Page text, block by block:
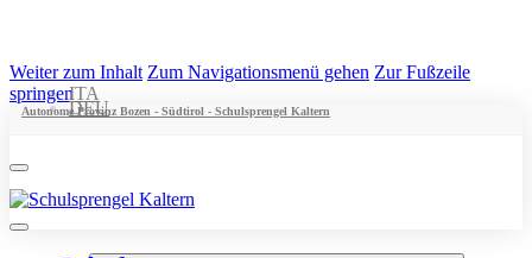
Weiter zum Inhalt Zum Navigationsmenü gehen Zur Fußzeile
springen
Autonome Provinz Bozen - Südtirol - Schulsprengel Kaltern
ITA
DEU